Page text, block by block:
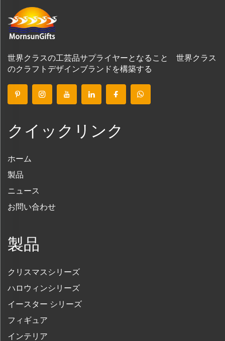
世界クラスの工芸品サプライヤーとなること 世界クラス
のクラフトデザインブランドを構築する
クイックリンク
ホーム
製品
ニュース
お問い合わせ
製品
クリスマスシリーズ
ハロウィンシリーズ
イースター シリーズ
フィギュア
インテリア